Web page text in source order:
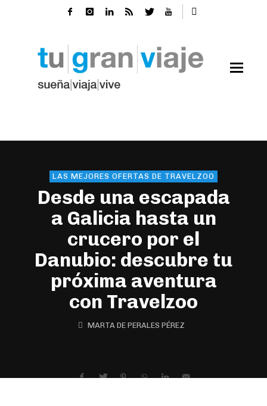
LAS MEJORES OFERTAS DE TRAVELZOO
Desde una escapada
a Galicia hasta un
crucero por el
Danubio: descubre tu
próxima aventura
con Travelzoo
MARTA DE PERALES PÉREZ